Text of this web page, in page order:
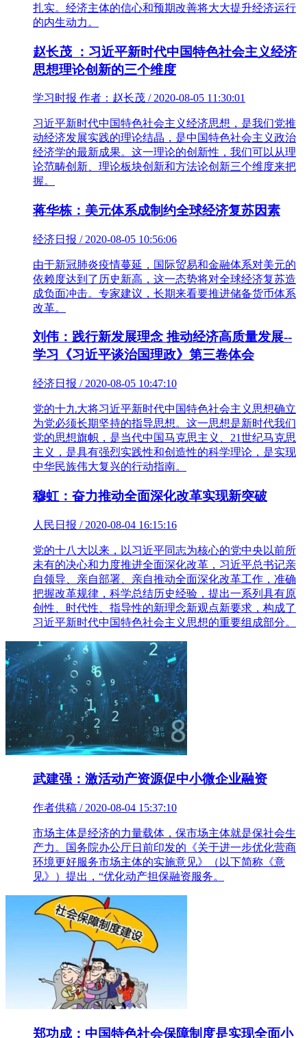
扎实。经济主体的信心和预期改善将大大提升经济运行
的内生动力。
赵长茂 ：习近平新时代中国特色社会主义经济
思想理论创新的三个维度
学习时报 作者：赵长茂 / 2020-08-05 11:30:01
习近平新时代中国特色社会主义经济思想，是我们党推
动经济发展实践的理论结晶，是中国特色社会主义政治
经济学的最新成果。这一理论的创新性，我们可以从理
论范畴创新、理论板块创新和方法论创新三个维度来把
握。
蒋华栋：美元体系成制约全球经济复苏因素
经济日报 / 2020-08-05 10:56:06
由于新冠肺炎疫情蔓延，国际贸易和金融体系对美元的
依赖度达到了历史新高，这一态势将对全球经济复苏造
成负面冲击。专家建议，长期来看要推进储备货币体系
改革。
刘伟：践行新发展理念 推动经济高质量发展--
学习《习近平谈治国理政》第三卷体会
经济日报 / 2020-08-05 10:47:10
党的十九大将习近平新时代中国特色社会主义思想确立
为党必须长期坚持的指导思想。这一思想是新时代我们
党的思想旗帜，是当代中国马克思主义、21世纪马克思
主义，是具有强烈实践性和创造性的科学理论，是实现
中华民族伟大复兴的行动指南。
穆虹：奋力推动全面深化改革实现新突破
人民日报 / 2020-08-04 16:15:16
党的十八大以来，以习近平同志为核心的党中央以前所
未有的决心和力度推进全面深化改革，习近平总书记亲
自领导、亲自部署、亲自推动全面深化改革工作，准确
把握改革规律，科学总结历史经验，提出一系列具有原
创性、时代性、指导性的新理念新观点新要求，构成了
习近平新时代中国特色社会主义思想的重要组成部分。
武建强：激活动产资源促中小微企业融资
作者供稿 / 2020-08-04 15:37:10
市场主体是经济的力量载体，保市场主体就是保社会生
产力。国务院办公厅日前印发的《关于进一步优化营商
环境更好服务市场主体的实施意见》（以下简称《意
见》）提出，“优化动产担保融资服务。
郑功成：中国特色社会保障制度是实现全面小